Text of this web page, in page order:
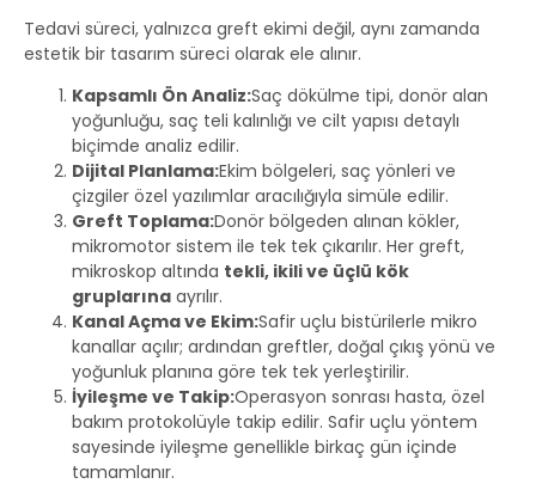
Tedavi süreci, yalnızca greft ekimi değil, aynı zamanda
estetik bir tasarım süreci olarak ele alınır.
Kapsamlı Ön Analiz:Saç dökülme tipi, donör alan
yoğunluğu, saç teli kalınlığı ve cilt yapısı detaylı
biçimde analiz edilir.
Dijital Planlama:Ekim bölgeleri, saç yönleri ve
çizgiler özel yazılımlar aracılığıyla simüle edilir.
Greft Toplama:Donör bölgeden alınan kökler,
mikromotor sistem ile tek tek çıkarılır. Her greft,
mikroskop altında tekli, ikili ve üçlü kök
gruplarına ayrılır.
Kanal Açma ve Ekim:Safir uçlu bistürilerle mikro
kanallar açılır; ardından greftler, doğal çıkış yönü ve
yoğunluk planına göre tek tek yerleştirilir.
İyileşme ve Takip:Operasyon sonrası hasta, özel
bakım protokolüyle takip edilir. Safir uçlu yöntem
sayesinde iyileşme genellikle birkaç gün içinde
tamamlanır.